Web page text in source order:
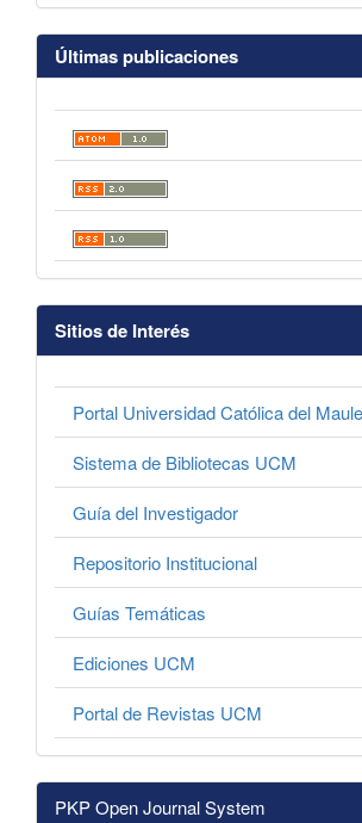
Últimas publicaciones
Sitios de Interés
Portal Universidad Católica del Maule
Sistema de Bibliotecas UCM
Guía del Investigador
Repositorio Institucional
Guías Temáticas
Ediciones UCM
Portal de Revistas UCM
PKP Open Journal System